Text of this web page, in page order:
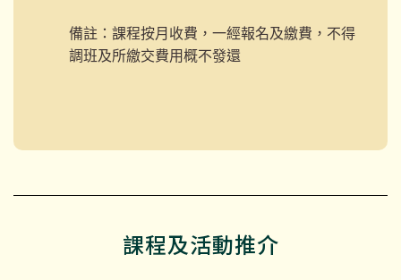
備註：課程按月收費，一經報名及繳費，不得
調班及所繳交費用概不發還
課程及活動推介